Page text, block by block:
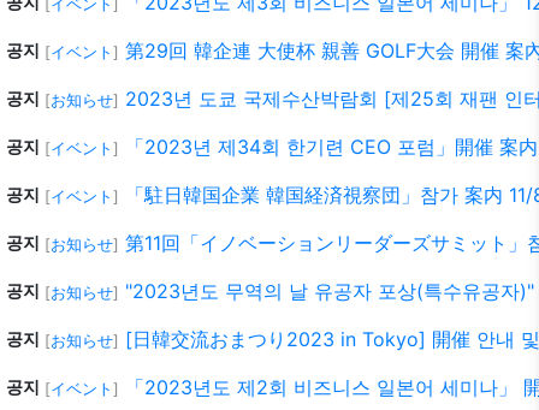
イベント
공지 [イベント ] 第29回 韓企連 大使杯 親善 GOLF大会 開催 案
공지 [お知らせ] 2023년 도쿄 국제수산박람회 [제25회 재팬 인
공지 [イベント ] 「2023년 제34회 한기련 CEO 포럼」開催 案
공지 [イベント ] 「駐日韓国企業 韓国経済視察団」참가 案内
공지 [お知らせ] 第11回「イノベーションリーダーズサミット」
공지 [お知らせ] "2023년도 무역의 날 유공자 포상(특수유공자
공지 [お知らせ] [日韓交流おまつり2023 in Tokyo] 開催 안내
공지 [イベント ] 「2023년도 제2회 비즈니스 일본어 세미나」